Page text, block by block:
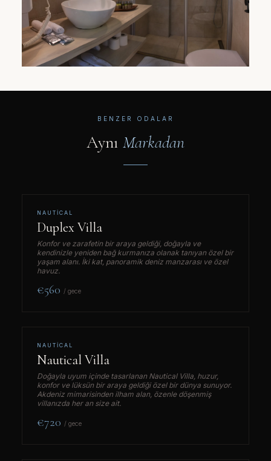
BENZER ODALAR
Aynı Markadan
NAUTICAL
Duplex Villa
Konfor ve zarafetin bir araya geldiği, doğayla ve
kendinizle yeniden bağ kurmanıza olanak tanıyan özel bir
yaşam alanı. İki kat, panoramik deniz manzarası ve özel
havuz.
€560 / gece
NAUTICAL
Nautical Villa
Doğayla uyum içinde tasarlanan Nautical Villa, huzur,
konfor ve lüksün bir araya geldiği özel bir dünya sunuyor.
Akdeniz mimarisinden ilham alan, özenle döşenmiş
villanızda her an size ait.
€720 / gece